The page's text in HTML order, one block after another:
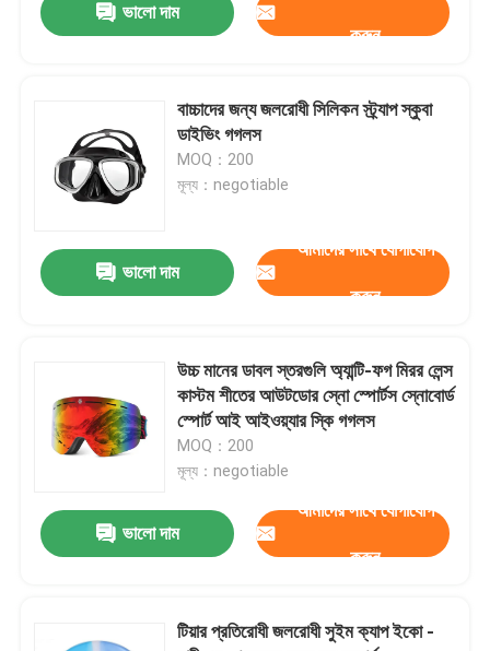
ভালো দাম
করুন
বাচ্চাদের জন্য জলরোধী সিলিকন স্ট্র্যাপ স্কুবা
ডাইভিং গগলস
MOQ：200
মূল্য：negotiable
ভালো দাম
আমাদের সাথে যোগাযোগ
করুন
উচ্চ মানের ডাবল স্তরগুলি অ্যান্টি-ফগ মিরর লেন্স
কাস্টম শীতের আউটডোর স্নো স্পোর্টস স্নোবোর্ড
স্পোর্ট আই আইওয়্যার স্কি গগলস
MOQ：200
মূল্য：negotiable
ভালো দাম
আমাদের সাথে যোগাযোগ
করুন
টিয়ার প্রতিরোধী জলরোধী সুইম ক্যাপ ইকো -